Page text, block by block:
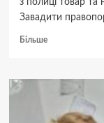
з полиці товар та
Завадити
БільшеДокладніше
судимий
пограбував
магазин